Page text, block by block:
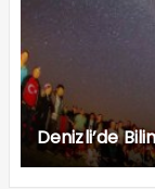
Denizli’de